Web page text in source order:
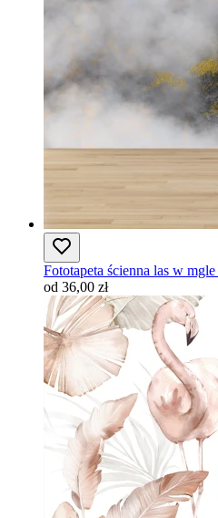
Fototapeta ścienna las w mgle
od 36,00 zł